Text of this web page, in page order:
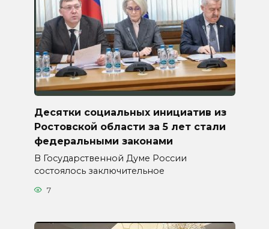
Десятки социальных инициатив из
Ростовской области за 5 лет стали
федеральными законами
В Государственной Думе России
состоялось заключительное
7